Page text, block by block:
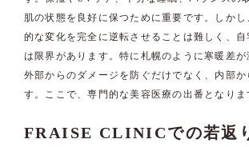
肌の状態を良好に保つために重要です。しか
的な変化を完全に逆転させることは難しく、
は限界があります。特に札幌のように寒暖差が
外部からのダメージを防ぐだけでなく、内部
す。ここで、専門的な美容医療の出番となりま
FRAISE CLINICでの若返